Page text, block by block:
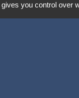
you control over